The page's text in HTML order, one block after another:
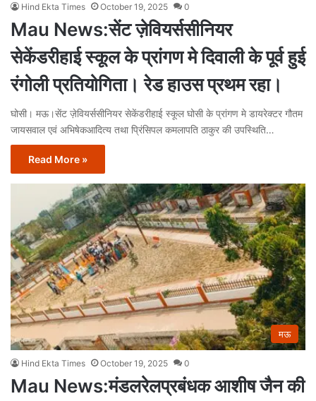
Hind Ekta Times October 19, 2025 0
Mau News:सेंट ज़ेवियर्ससीनियर
सेकेंडरीहाई स्कूल के प्रांगण मे दिवाली के पूर्व हुई
रंगोली प्रतियोगिता। रेड हाउस प्रथम रहा।
घोसी। मऊ।सेंट ज़ेवियर्ससीनियर सेकेंडरीहाई स्कूल घोसी के प्रांगण मे डायरेक्टर गौतम
जायसवाल एवं अभिषेकआदित्य तथा प्रिंसिपल कमलापति ठाकुर की उपस्थिति…
Read More »
मऊ
Hind Ekta Times October 19, 2025 0
Mau News:मंडलरेलप्रबंधक आशीष जैन की